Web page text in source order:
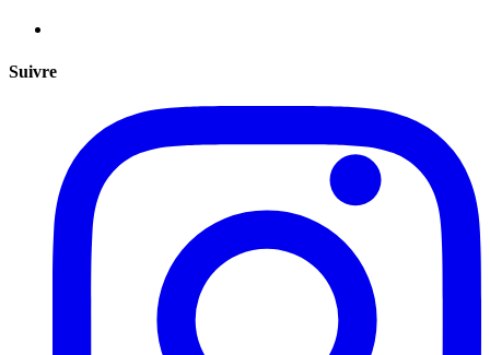
Suivre